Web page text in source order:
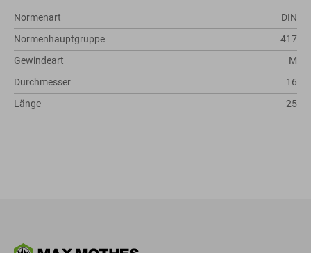
Normenart
DIN
Normenhauptgruppe
417
Gewindeart
M
Durchmesser
16
Länge
25